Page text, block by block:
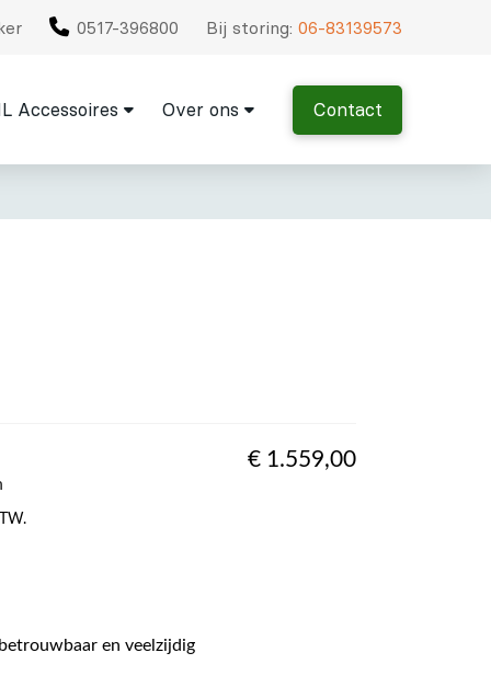
0517-396800 Bij storing:06-83139573
Accessoires Over ons Contact
€ 1.559,00
en veelzijdig